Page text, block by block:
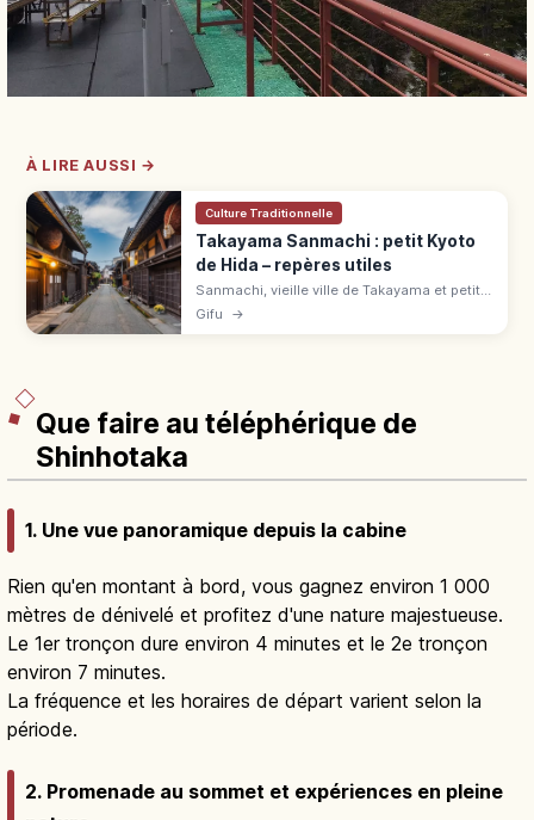
À LIRE AUSSI →
Culture Traditionnelle
Takayama Sanmachi : petit Kyoto
de Hida – repères utiles
Sanmachi, vieille ville de Takayama et petit
Kyoto de Hida : maisons d'époque Edo,
Gifu →
Que faire au téléphérique de
Shinhotaka
1. Une vue panoramique depuis la cabine
Rien qu'en montant à bord, vous gagnez environ 1 000
mètres de dénivelé et profitez d'une nature majestueuse.
Le 1er tronçon dure environ 4 minutes et le 2e tronçon
environ 7 minutes.
La fréquence et les horaires de départ varient selon la
période.
2. Promenade au sommet et expériences en pleine